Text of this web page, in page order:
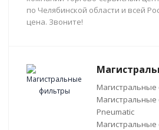
по Челябинской области и всей
цена. Звоните!
Магистральные
Pneumatic